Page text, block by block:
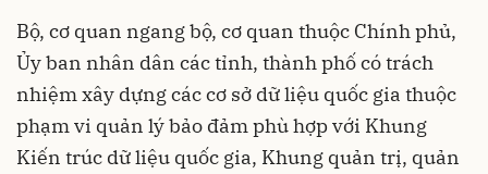
Bộ, cơ quan ngang bộ, cơ quan thuộc Chính phủ,
Ủy ban nhân dân các tỉnh, thành phố có trách
nhiệm xây dựng các cơ sở dữ liệu quốc gia thuộc
phạm vi quản lý bảo đảm phù hợp với Khung
Kiến trúc dữ liệu quốc gia, Khung quản trị, quản